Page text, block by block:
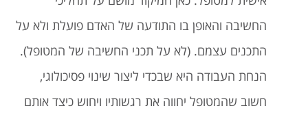
החשיבה והאופן בו התודעה של האדם פועלת ולא על
התכנים עצמם. (לא על תכני החשיבה של המטופל).
הנחת העבודה היא שבכדי ליצור שינוי פסיכולוגי,
חשוב שהמטופל יחווה את רגשותיו ויחוש כיצד אותם